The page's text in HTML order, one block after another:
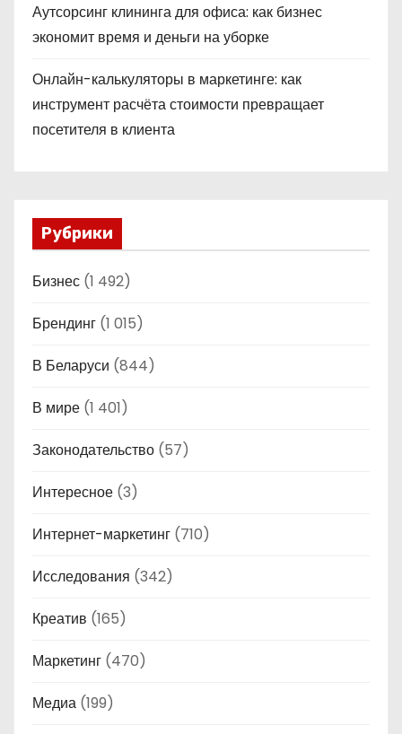
Аутсорсинг клининга для офиса: как бизнес
экономит время и деньги на уборке
Онлайн-калькуляторы в маркетинге: как
инструмент расчёта стоимости превращает
посетителя в клиента
Рубрики
Бизнес (1 492)
Брендинг (1 015)
В Беларуси (844)
В мире (1 401)
Законодательство (57)
Интересное (3)
Интернет-маркетинг (710)
Исследования (342)
Креатив (165)
Маркетинг (470)
Медиа (199)